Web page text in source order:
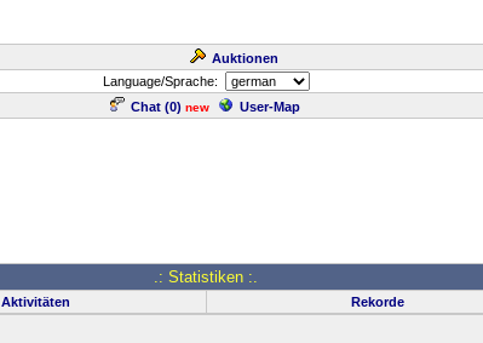
Auktionen
Language/Sprache:
Chat (0) new User-Map
.: Statistiken :.
Aktivitäten Rekorde